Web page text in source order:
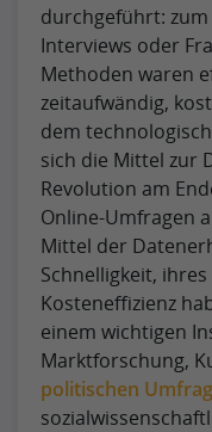
durchgeführt:
Interviews oder
Methoden waren
zeitaufwändig,
dem
sich die Mittel zur
Revolution am
Online-Umfragen
Mittel der
Schnelligkeit,
Kosteneffizienz
einem wichtigen
Marktforschung,
politischen